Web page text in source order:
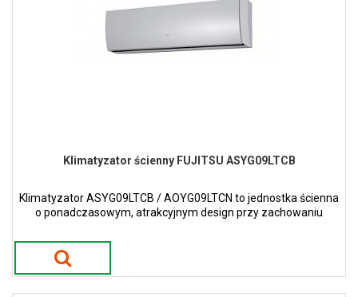
Klimatyzator ścienny FUJITSU ASYG09LTCB
Klimatyzator ASYG09LTCB / AOYG09LTCN to jednostka ścienna
o ponadczasowym, atrakcyjnym design przy zachowaniu